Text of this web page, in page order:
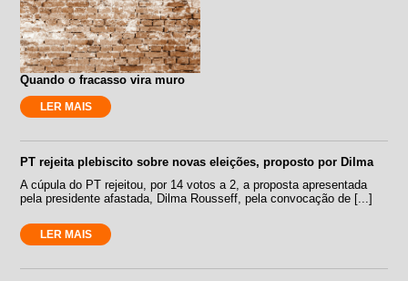
Quando o fracasso vira muro
LER MAIS
PT rejeita plebiscito sobre novas eleições, proposto por Dilma
A cúpula do PT rejeitou, por 14 votos a 2, a proposta apresentada
pela presidente afastada, Dilma Rousseff, pela convocação de [...]
LER MAIS